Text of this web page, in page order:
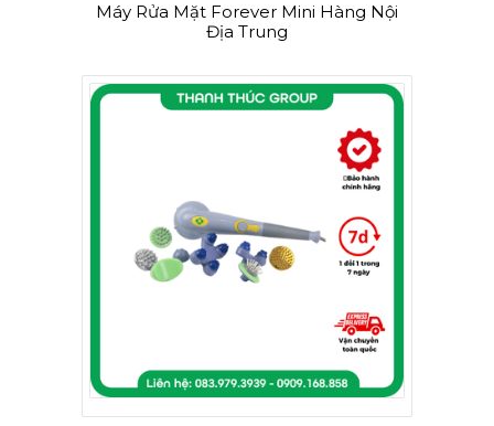
Máy Rửa Mặt Forever Mini Hàng Nội
Địa Trung